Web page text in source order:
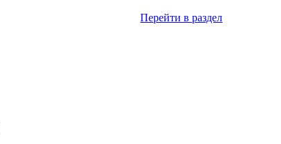
Перейти в раздел